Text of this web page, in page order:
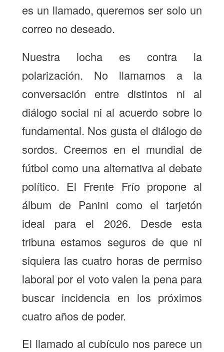
es un llamado, queremos ser solo un
correo no deseado.
Nuestra locha es contra la
polarización. No llamamos a la
conversación entre distintos ni al
diálogo social ni al acuerdo sobre lo
fundamental. Nos gusta el diálogo de
sordos. Creemos en el mundial de
fútbol como una alternativa al debate
político. El Frente Frío propone al
álbum de Panini como el tarjetón
ideal para el 2026. Desde esta
tribuna estamos seguros de que ni
siquiera las cuatro horas de permiso
laboral por el voto valen la pena para
buscar incidencia en los próximos
cuatro años de poder.
El llamado al cubículo nos parece un